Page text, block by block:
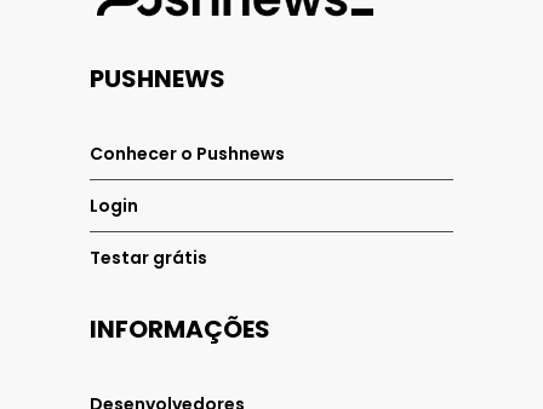
PUSHNEWS
Conhecer o Pushnews
Login
Testar grátis
INFORMAÇÕES
Desenvolvedores